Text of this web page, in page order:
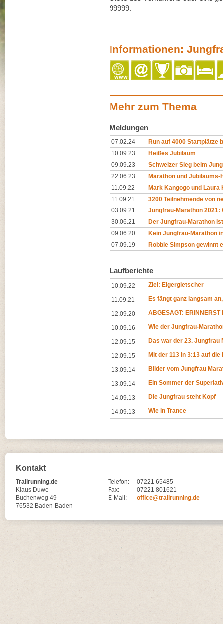
99999.
Informationen:
Mehr zum Thema
Meldungen
07.02.24
Run auf 4000 Startplätze
10.09.23
Heißes Jubiläum
09.09.23
Schweizer Sieg beim
22.06.23
Marathon und
11.09.22
Mark Kangogo und
11.09.21
3200 Teilnehmende von
03.09.21
Jungfrau-Marathon 2021:
30.06.21
Der Jungfrau-Marathon
09.06.20
Kein Jungfrau-Marathon
07.09.19
Robbie Simpson gewinnt
Laufberichte
10.09.22 Ziel: Eigergletscher
11.09.21 Es fängt ganz langsam
12.09.20 ABGESAGT: ERINNERST
10.09.16 Wie der Jungfrau-
12.09.15 Das war der 23. Jungfrau
12.09.15 Mit der 113 in 3:13 auf
13.09.14 Bilder vom Jungfrau
13.09.14 Ein Sommer der
14.09.13 Die Jungfrau steht Kopf
14.09.13 Wie in Trance
Kontakt
Trailrunning.de
Klaus Duwe
Buchenweg 49
76532 Baden-Baden
Telefon:
07221 65485
Fax:
07221 801621
E-Mail:
office@trailrunning.de